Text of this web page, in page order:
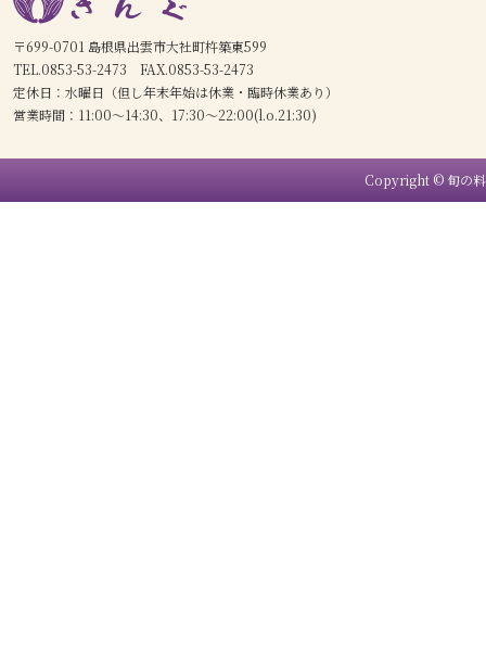
〒699-0701 島根県出雲市大社町杵築東599
TEL.0853-53-2473 FAX.0853-53-2473
定休日：水曜日（但し年末年始は休業・臨時休業あり）
営業時間：11:00〜14:30、17:30〜22:00(l.o.21:30)
Copyright © 旬の